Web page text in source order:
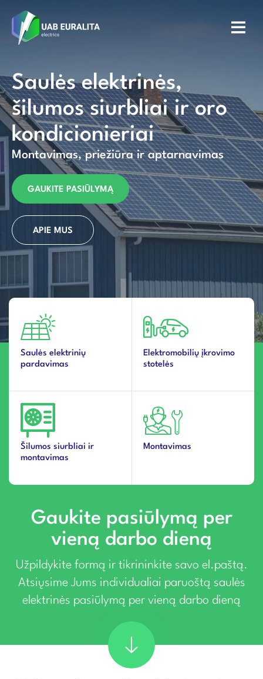
Saulės elektrinės,
šilumos siurbliai ir oro
kondicionieriai
Montavimas, priežiūra ir aptarnavimas
GAUKITE PASIŪLYMĄ
APIE MUS
Saulės elektrinių
pardavimas
Elektromobilių įkrovimo
stotelės
Šilumos siurbliai ir
montavimas
Montavimas
Gaukite pasiūlymą per
vieną darbo dieną
Užpildykite formą ir tikrininkite savo el.paštą.
Atsiųsime Jums individualiai paruoštą saulės
elektrinės pasiūlymą per vieną darbo dieną